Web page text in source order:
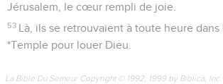
Jérusalem, le cœur rempli de joie.
53 Là, ils se retrouvaient à toute heure dans
*Temple pour louer Dieu.
La Bible Du Semeur Copyright © 1992, 1999 by Biblica,